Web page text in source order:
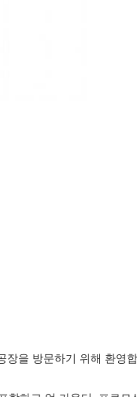
장을 방문하기 위해 환영